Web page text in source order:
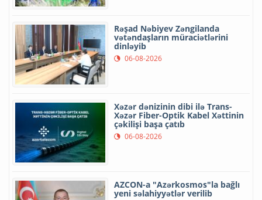
Rəşad Nəbiyev Zəngilanda
vətəndaşların müraciətlərini
dinləyib
06-08-2026
Xəzər dənizinin dibi ilə Trans-
Xəzər Fiber-Optik Kabel Xəttinin
çəkilişi başa çatıb
06-08-2026
AZCON-a "Azərkosmos"la bağlı
yeni səlahiyyətlər verilib